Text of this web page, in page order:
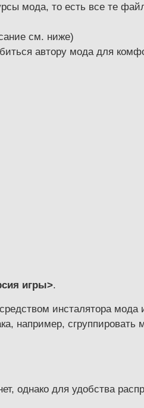
мода, то есть все те
см. ниже)
автору мода для
игры>.
инсталятора
например,
однако для удобства